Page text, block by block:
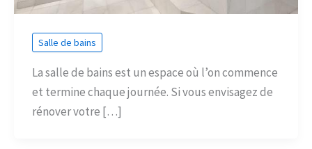
Salle de bains
La salle de bains est un espace où l’on commence
et termine chaque journée. Si vous envisagez de
rénover votre […]